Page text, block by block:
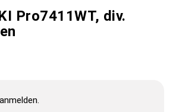
Pro7411WT, div.